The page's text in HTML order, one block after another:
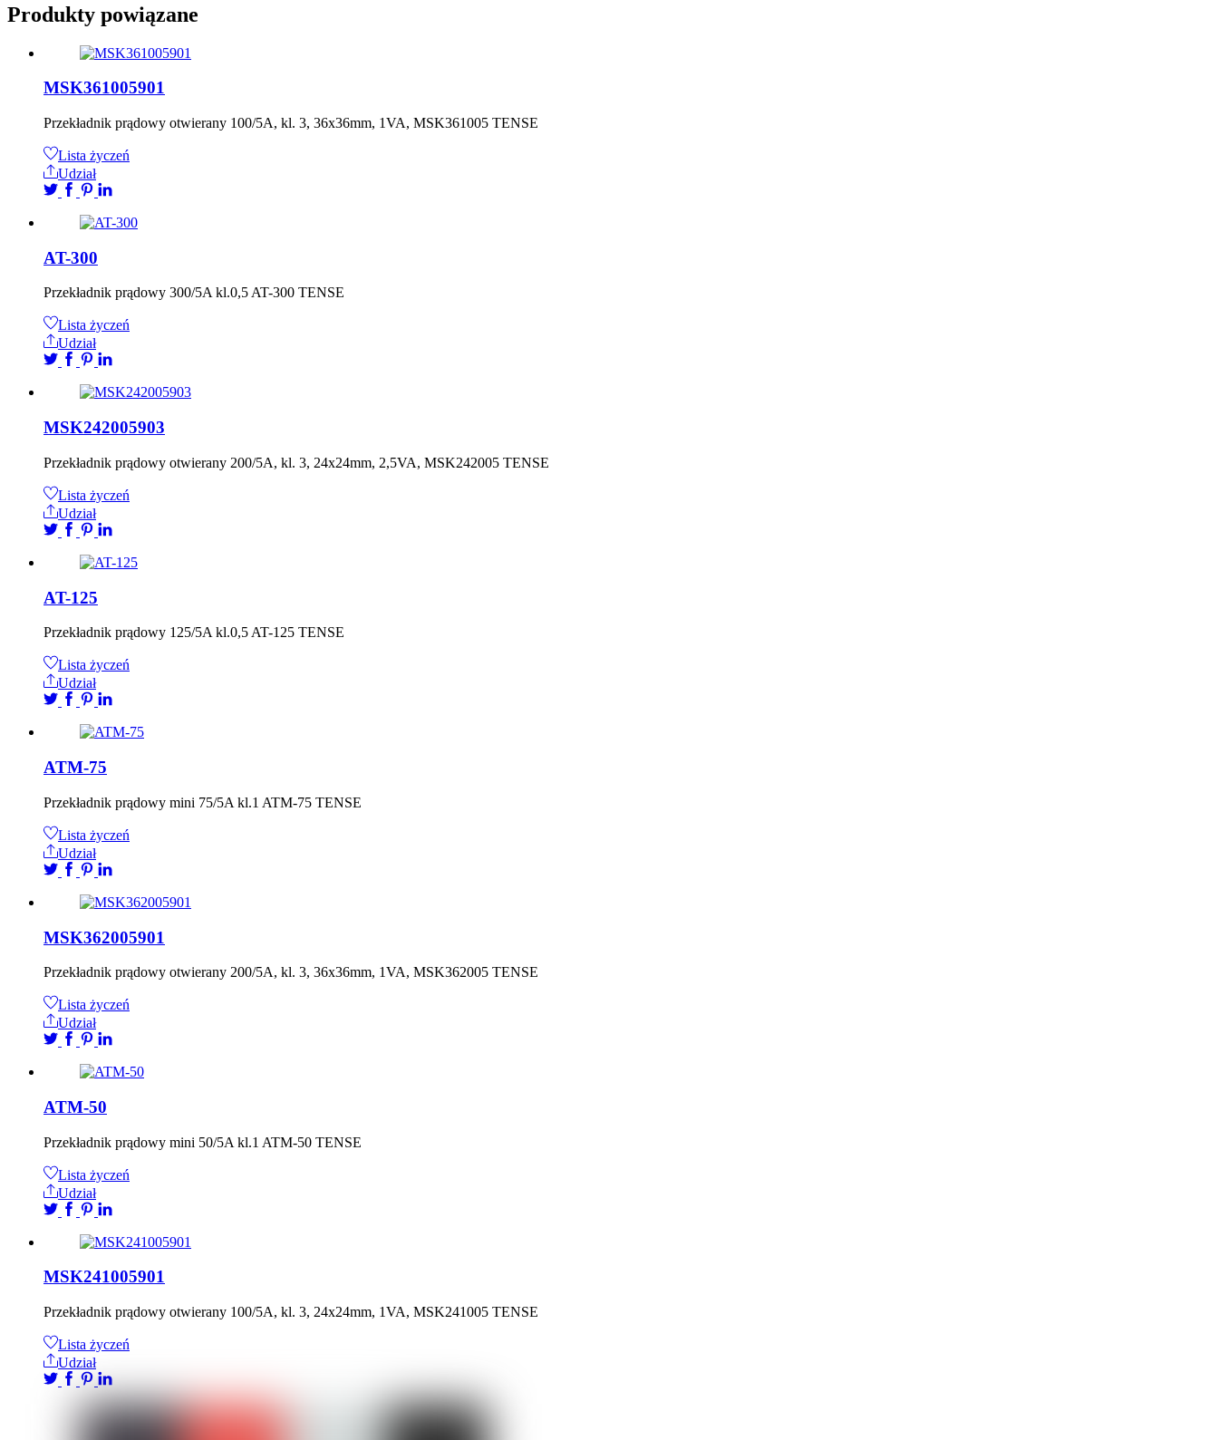
Produkty powiązane
MSK361005901
Przekładnik prądowy otwierany 100/5A, kl. 3, 36x36mm, 1VA, MSK361005 TENSE
Lista życzeń
Udział
AT-300
Przekładnik prądowy 300/5A kl.0,5 AT-300 TENSE
Lista życzeń
Udział
MSK242005903
Przekładnik prądowy otwierany 200/5A, kl. 3, 24x24mm, 2,5VA, MSK242005 TENSE
Lista życzeń
Udział
AT-125
Przekładnik prądowy 125/5A kl.0,5 AT-125 TENSE
Lista życzeń
Udział
ATM-75
Przekładnik prądowy mini 75/5A kl.1 ATM-75 TENSE
Lista życzeń
Udział
MSK362005901
Przekładnik prądowy otwierany 200/5A, kl. 3, 36x36mm, 1VA, MSK362005 TENSE
Lista życzeń
Udział
ATM-50
Przekładnik prądowy mini 50/5A kl.1 ATM-50 TENSE
Lista życzeń
Udział
MSK241005901
Przekładnik prądowy otwierany 100/5A, kl. 3, 24x24mm, 1VA, MSK241005 TENSE
Lista życzeń
Udział